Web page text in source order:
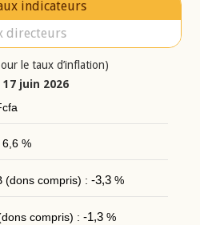
indicateurs
directeurs
le taux d’inflation)
juin 2026
%
(dons compris) : -3,3%
compris) : -1,3%